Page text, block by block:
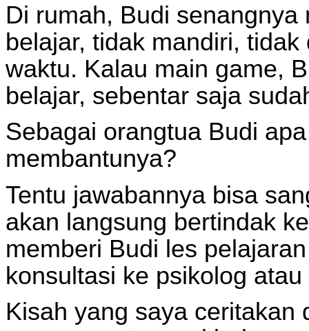
Di rumah, Budi
belajar, tidak mandiri,
waktu. Kalau main game,
belajar, sebentar saja
Sebagai orangtua Budi
membantunya?
Tentu jawabannya bisa
akan langsung bertindak
memberi Budi les
konsultasi ke psikolog atau
Kisah yang saya ceritakan